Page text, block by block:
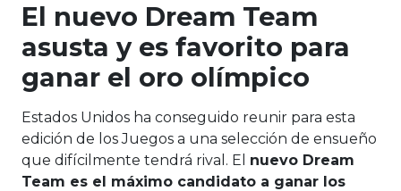
El nuevo Dream Team
asusta y es favorito para
ganar el oro olímpico
Estados Unidos ha conseguido reunir para esta
edición de los Juegos a una selección de ensueño
que difícilmente tendrá rival. El nuevo Dream
Team es el máximo candidato a ganar los